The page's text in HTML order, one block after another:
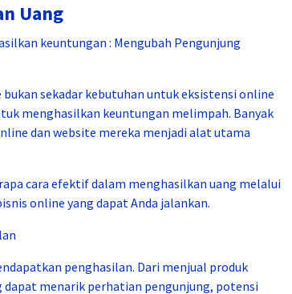
Uang
keuntungan : Mengubah Pengunjung
sekadar kebutuhan untuk eksistensi online
menghasilkan keuntungan melimpah. Banyak
dan website mereka menjadi alat utama
cara efektif dalam menghasilkan uang melalui
online yang dapat Anda jalankan.
penghasilan. Dari menjual produk
menarik perhatian pengunjung, potensi